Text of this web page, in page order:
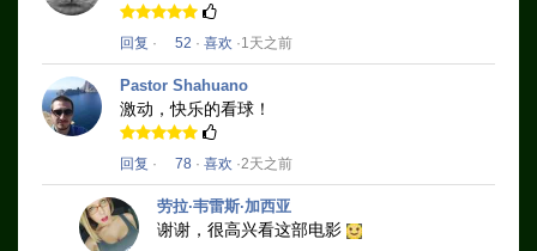
回复 · 52 · 喜欢 ·1天之前
Pastor Shahuano
激动，快乐的看球！
回复 · 78 · 喜欢 ·2天之前
劳拉·韦雷斯·加西亚
谢谢，很高兴看这部电影